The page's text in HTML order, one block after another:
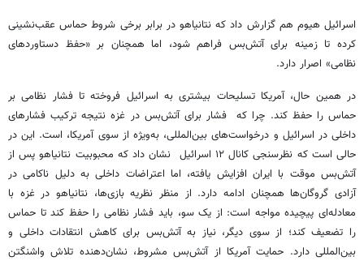
اسرائیل هیوم هم گزارش داد که نتانیاهو در برابر برخی شروط حماس عقب‌نشینی
کرده تا زمینه برای آتش‌بس فراهم شود، اما همچنان بر «حفظ دستاوردهای
نظامی» اصرار دارد.
در همین حال، آمریکا تسلیحات بیشتری به اسرائیل فروخته تا فشار نظامی بر
حماس را حفظ کند. چرا که فشار برای آتش‌بس در غزه نتیجه ترکیب فشارهای
داخلی در اسرائیل و درخواست‌های بین‌المللی، به‌ویژه از سوی آمریکا، است. این در
حالی است که نظرسنجی کانال ۱۲ اسرائیل نشان داد که محبوبیت نتانیاهو پس از
آتش‌بس موقت با ایران افزایش یافته، اما اعتراضات داخلی به دلیل ناکامی در
آزادی گروگان‌ها همچنان ادامه دارد. از منظر نظریه بازی‌ها، نتانیاهو در غزه با
معادله‌ای پیچیده مواجه است: از یک سو، باید فشار نظامی را حفظ کند تا حماس
را تضعیف کند؛ از سوی دیگر، نیاز به آتش‌بس برای کاهش انتقادات داخلی و
بین‌المللی دارد. حمایت آمریکا از آتش‌بس مشروط، نشان‌دهنده تلاش واشنگتن